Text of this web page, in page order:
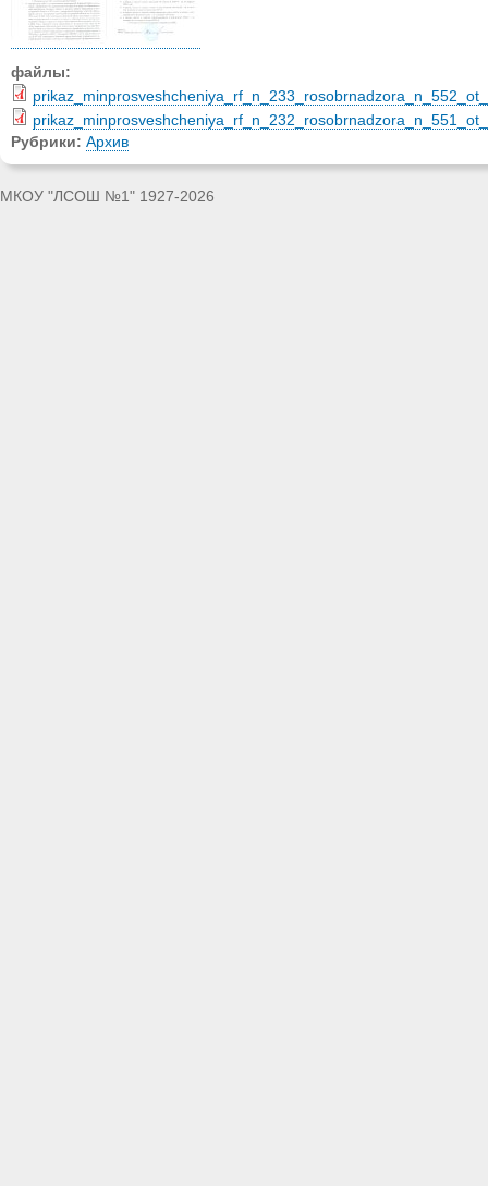
файлы:
Рубрики: Архив
МКОУ "ЛСОШ №1" 1927-2026